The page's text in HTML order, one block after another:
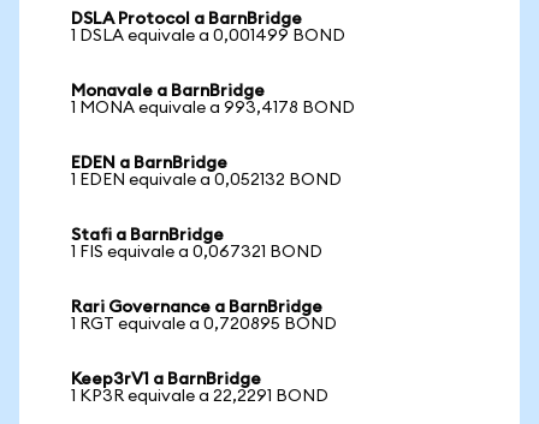
DSLA Protocol a BarnBridge
1 DSLA equivale a 0,001499 BOND
Monavale a BarnBridge
1 MONA equivale a 993,4178 BOND
EDEN a BarnBridge
1 EDEN equivale a 0,052132 BOND
Stafi a BarnBridge
1 FIS equivale a 0,067321 BOND
Rari Governance a BarnBridge
1 RGT equivale a 0,720895 BOND
Keep3rV1 a BarnBridge
1 KP3R equivale a 22,2291 BOND